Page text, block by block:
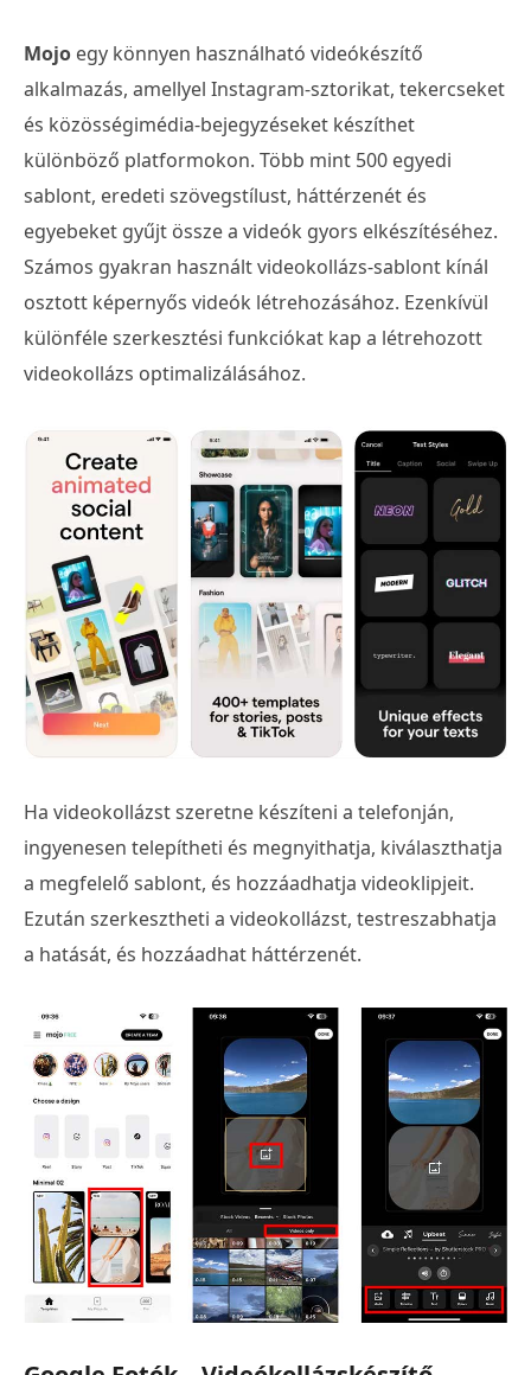
Mojo egy könnyen használható videókészítő
alkalmazás, amellyel Instagram-sztorikat, tekercseket
és közösségimédia-bejegyzéseket készíthet
különböző platformokon. Több mint 500 egyedi
sablont, eredeti szövegstílust, háttérzenét és
egyebeket gyűjt össze a videók gyors elkészítéséhez.
Számos gyakran használt videokollázs-sablont kínál
osztott képernyős videók létrehozásához. Ezenkívül
különféle szerkesztési funkciókat kap a létrehozott
videokollázs optimalizálásához.
Ha videokollázst szeretne készíteni a telefonján,
ingyenesen telepítheti és megnyithatja, kiválaszthatja
a megfelelő sablont, és hozzáadhatja videoklipjeit.
Ezután szerkesztheti a videokollázst, testreszabhatja
a hatását, és hozzáadhat háttérzenét.